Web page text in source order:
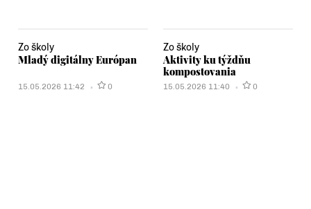
Zo školy
Mladý digitálny Európan
15.05.2026 11:42 0
Zo školy
Aktivity ku týždňu
kompostovania
15.05.2026 11:40 0